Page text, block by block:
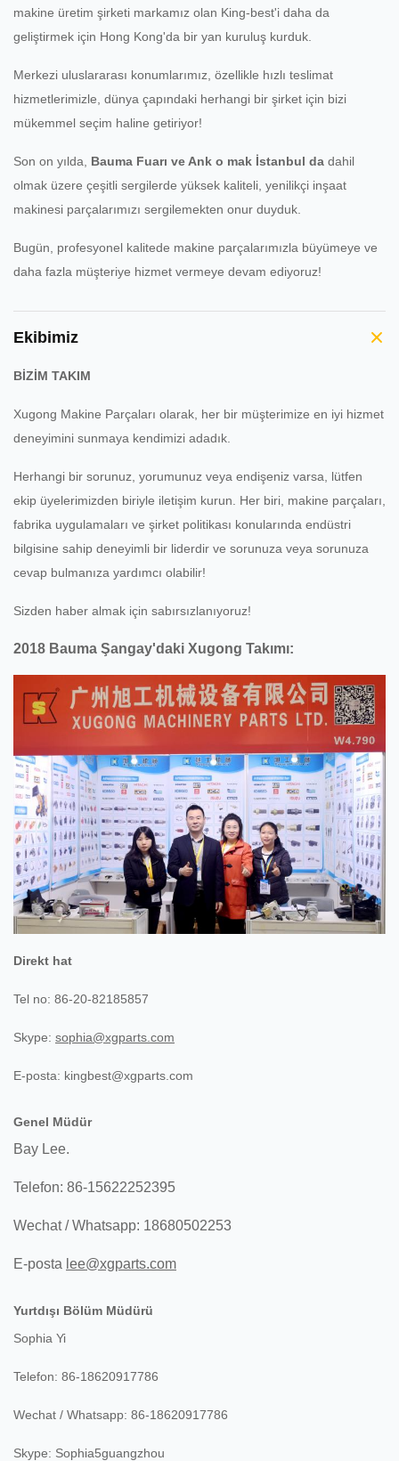
makine üretim şirketi markamız olan King-best'i daha da
geliştirmek için Hong Kong'da bir yan kuruluş kurduk.
Merkezi uluslararası konumlarımız, özellikle hızlı teslimat
hizmetlerimizle, dünya çapındaki herhangi bir şirket için bizi
mükemmel seçim haline getiriyor!
Son on yılda, Bauma Fuarı ve Ank o mak İstanbul da dahil
olmak üzere çeşitli sergilerde yüksek kaliteli, yenilikçi inşaat
makinesi parçalarımızı sergilemekten onur duyduk.
Bugün, profesyonel kalitede makine parçalarımızla büyümeye ve
daha fazla müşteriye hizmet vermeye devam ediyoruz!
Ekibimiz
BİZİM TAKIM
Xugong Makine Parçaları olarak, her bir müşterimize en iyi hizmet
deneyimini sunmaya kendimizi adadık.
Herhangi bir sorunuz, yorumunuz veya endişeniz varsa, lütfen
ekip üyelerimizden biriyle iletişim kurun.
Her biri, makine parçaları,
fabrika uygulamaları ve şirket politikası konularında endüstri
bilgisine sahip deneyimli bir liderdir ve sorunuza veya sorunuza
cevap bulmanıza yardımcı olabilir!
Sizden haber almak için sabırsızlanıyoruz!
2018 Bauma Şangay'daki Xugong Takımı:
Direkt hat
Tel no: 86-20-82185857
Skype: sophia@xgparts.com
E-posta: kingbest@xgparts.com
Genel Müdür
Bay Lee.
Telefon: 86-15622252395
Wechat / Whatsapp: 18680502253
E-posta lee@xgparts.com
Yurtdışı Bölüm Müdürü
Sophia Yi
Telefon: 86-18620917786
Wechat / Whatsapp: 86-18620917786
Skype: Sophia5guangzhou